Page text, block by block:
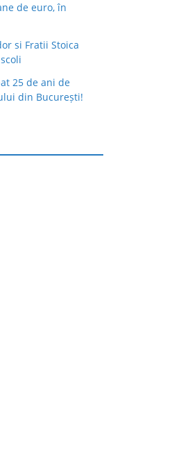
de euro, în
si Fratii Stoica
25 de ani de
din București!